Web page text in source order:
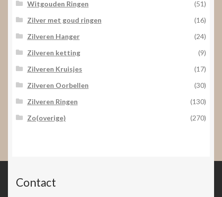
Witgouden Ringen
(51)
Zilver met goud ringen
(16)
Zilveren Hanger
(24)
Zilveren ketting
(9)
Zilveren Kruisjes
(17)
Zilveren Oorbellen
(30)
Zilveren Ringen
(130)
Zo(overige)
(270)
Contact